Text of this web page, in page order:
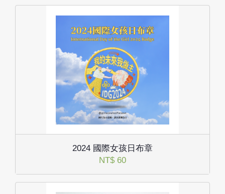
2024 國際女孩日布章
NT$ 60